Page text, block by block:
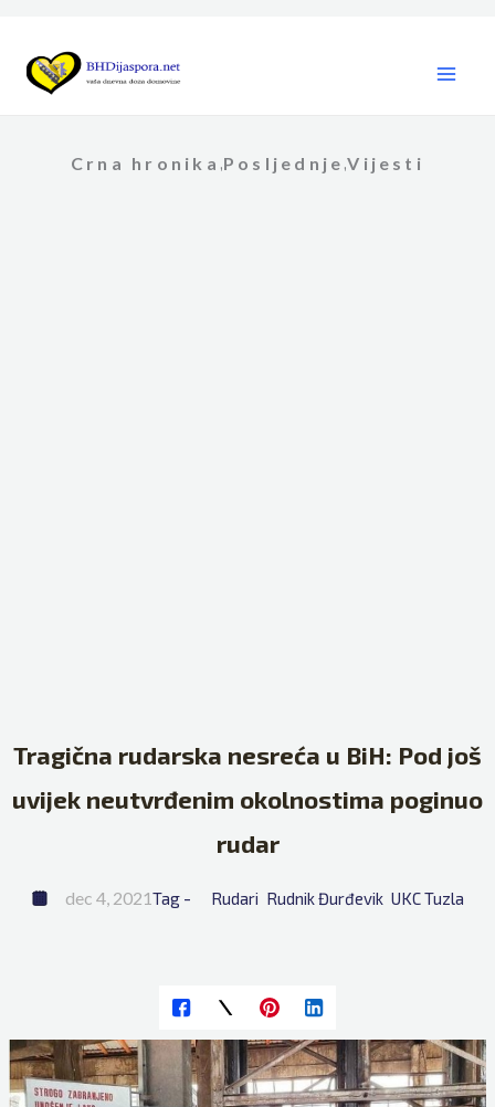
content
Crna hronika ,Posljednje ,Vijesti
Tragična rudarska nesreća u BiH: Pod još
uvijek neutvrđenim okolnostima poginuo
rudar
dec 4, 2021Tag - Rudari Rudnik Đurđevik UKC Tuzla